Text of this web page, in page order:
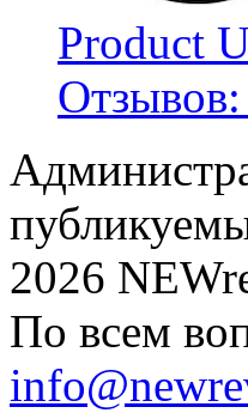
Product
2026
По всем